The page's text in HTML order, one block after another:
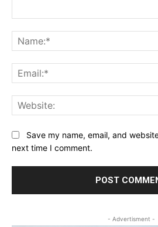
Save my name, email, and
next time I comment.
- Advertisment -